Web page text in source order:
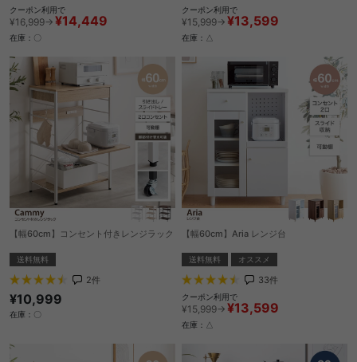
クーポン利用で
¥16,999→ ¥14,449
在庫：〇
クーポン利用で
¥15,999→ ¥13,599
在庫：△
【幅60cm】コンセント付きレンジラック
送料無料
2件
¥10,999
在庫：〇
【幅60cm】Aria レンジ台
送料無料 オススメ
33件
クーポン利用で
¥15,999→ ¥13,599
在庫：△